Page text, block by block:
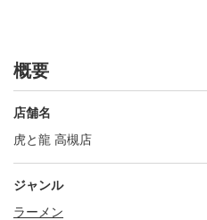
概要
店舗名
虎と龍 高槻店
ジャンル
ラーメン